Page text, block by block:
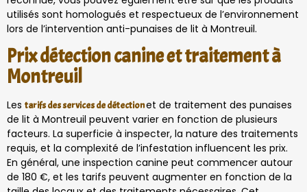
utilisés sont homologués et respectueux de l’environnement
lors de l’intervention anti-punaises de lit à Montreuil.
Prix détection canine et traitement à
Montreuil
Les tarifs des services de détectionet de traitement des punaises
de lit à Montreuil peuvent varier en fonction de plusieurs
facteurs. La superficie à inspecter, la nature des traitements
requis, et la complexité de l’infestation influencent les prix.
En général, une inspection canine peut commencer autour
de 180 €, et les tarifs peuvent augmenter en fonction de la